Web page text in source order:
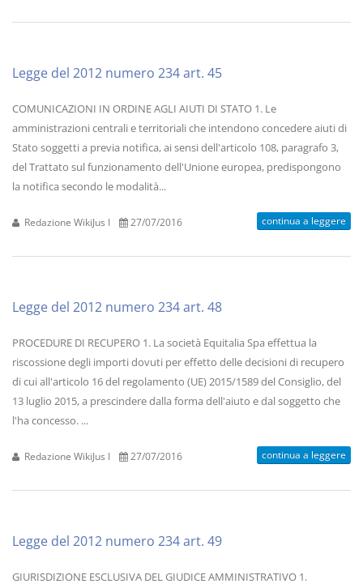
Legge del 2012 numero 234 art. 45
COMUNICAZIONI IN ORDINE AGLI AIUTI DI STATO 1. Le
amministrazioni centrali e territoriali che intendono concedere aiuti di
Stato soggetti a previa notifica, ai sensi dell'articolo 108, paragrafo 3,
del Trattato sul funzionamento dell'Unione europea, predispongono
la notifica secondo le modalità...
Redazione WikiJus I 27/07/2016 continua a leggere
Legge del 2012 numero 234 art. 48
PROCEDURE DI RECUPERO 1. La società Equitalia Spa effettua la
riscossione degli importi dovuti per effetto delle decisioni di recupero
di cui all'articolo 16 del regolamento (UE) 2015/1589 del Consiglio, del
13 luglio 2015, a prescindere dalla forma dell'aiuto e dal soggetto che
l'ha concesso. ...
Redazione WikiJus I 27/07/2016 continua a leggere
Legge del 2012 numero 234 art. 49
GIURISDIZIONE ESCLUSIVA DEL GIUDICE AMMINISTRATIVO 1.